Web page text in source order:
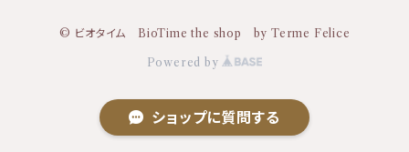
セラクティブウォーター
URB APOTHECARY(アーブアポセカリー)
© ビオタイム BioTime the shop by Terme Felice
Powered by
ショップに質問する